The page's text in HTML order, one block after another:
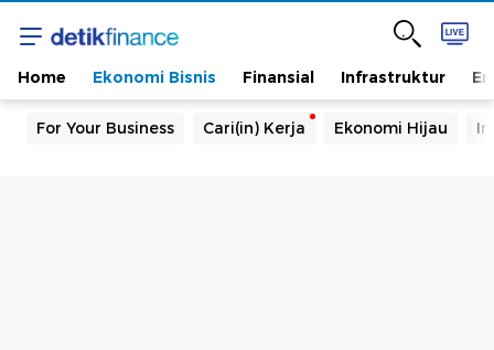
Home Ekonomi Bisnis Finansial Infrastruktur
For Your Business Cari(in) Kerja Ekonomi Hijau